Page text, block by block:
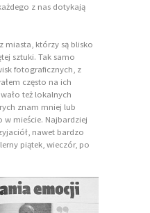
z nas dotykają
miasta, którzy są blisko
sztuki. Tak samo
fotograficznych, z
często na ich
też lokalnych
znam mniej lub
w mieście. Najbardziej
nawet bardzo
piątek, wieczór, po